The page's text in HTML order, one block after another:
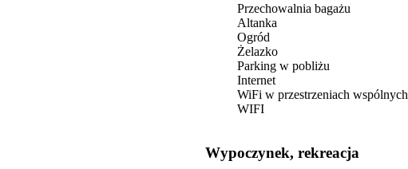
Przechowalnia bagażu
Altanka
Ogród
Żelazko
Parking w pobliżu
Internet
WiFi w przestrzeniach wspólnych
WIFI
Wypoczynek, rekreacja